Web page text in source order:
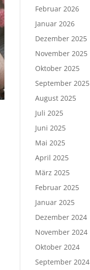
Februar 2026
Januar 2026
Dezember 2025
November 2025
Oktober 2025
September 2025
August 2025
Juli 2025
Juni 2025
Mai 2025
April 2025
März 2025
Februar 2025
Januar 2025
Dezember 2024
November 2024
Oktober 2024
September 2024